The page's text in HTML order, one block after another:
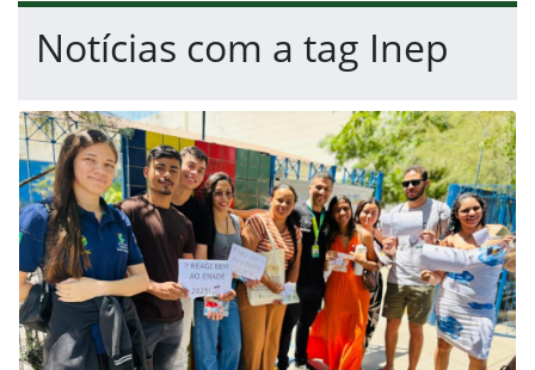
Fim da navegação
Início do conteúdo
Notícias com a tag Inep